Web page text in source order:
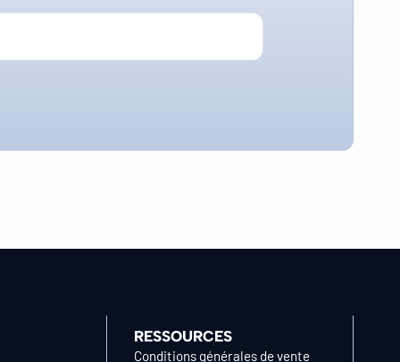
RESSOURCES
Conditions générales de vente